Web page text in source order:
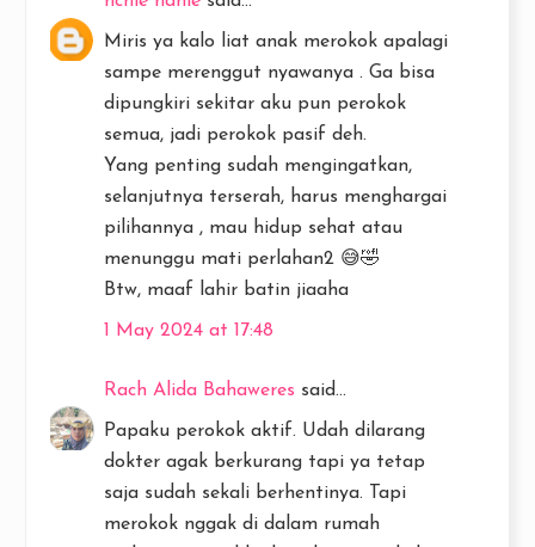
Miris ya kalo liat anak merokok apalagi
sampe merenggut nyawanya . Ga bisa
dipungkiri sekitar aku pun perokok
semua, jadi perokok pasif deh.
Yang penting sudah mengingatkan,
selanjutnya terserah, harus menghargai
pilihannya , mau hidup sehat atau
menunggu mati perlahan2 😅🤣
Btw, maaf lahir batin jiaaha
1 May 2024 at 17:48
Rach Alida Bahaweres said...
Papaku perokok aktif. Udah dilarang
dokter agak berkurang tapi ya tetap
saja sudah sekali berhentinya. Tapi
merokok nggak di dalam rumah